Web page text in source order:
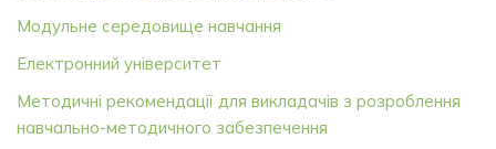
Модульне середовище навчання
Електронний університет
Методичні рекомендації для викладачів з розроблення
навчально-методичного забезпечення